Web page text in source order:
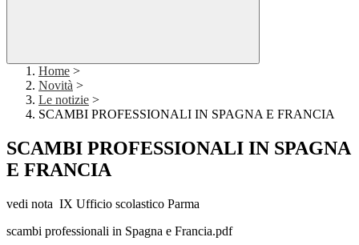
Home >
Novità >
Le notizie >
SCAMBI PROFESSIONALI IN SPAGNA E FRANCIA
SCAMBI PROFESSIONALI IN SPAGNA
E FRANCIA
vedi nota IX Ufficio scolastico Parma
scambi professionali in Spagna e Francia.pdf